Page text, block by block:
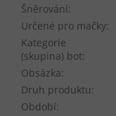
Šněrování:
Určené pro mačky:
Kategorie
(skupina) bot:
Obsázka:
Druh produktu:
Období: